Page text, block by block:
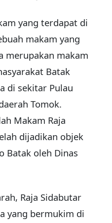
yang terdapat di
makam yang
merupakan makam
Batak
di sekitar Pulau
Tomok.
Makam Raja
dijadikan objek
Batak oleh Dinas
Raja Sidabutar
yang bermukim di